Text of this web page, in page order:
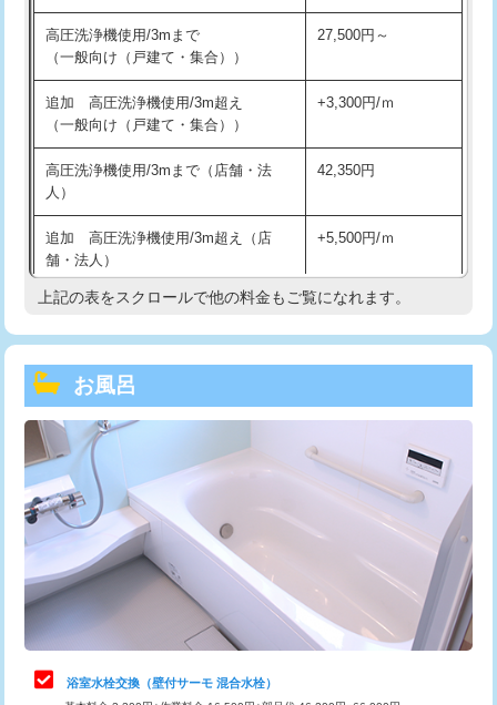
高圧洗浄機使用/3mまで
（一般向け（戸建て・集合））
27,500円～
追加 高圧洗浄機使用/3m超え
（一般向け（戸建て・集合））
+3,300円/ｍ
高圧洗浄機使用/3mまで（店舗・法
人）
42,350円
追加 高圧洗浄機使用/3m超え（店
舗・法人）
+5,500円/ｍ
高度高圧洗浄換 現地調査
トーラー機使用/3mまで
追加トーラー機使用/3m超え
カメラ調査 33,000円
桝清掃 8,800円
止水・漏水調査・防水処理・清掃・修
理・調整・分解・加工など（軽作業）
止水・漏水調査・防水処理・清掃・修
理・調整・分解・加工など（中作業）
22,000円
上記の表をスクロールで他の料金もご覧になれます。
お風呂
浴室水栓交換（壁付サーモ 混合水栓）